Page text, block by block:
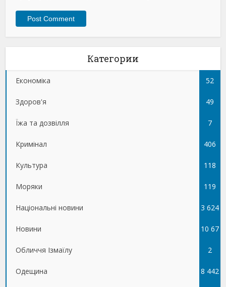
Категории
Економіка 52
Здоров'я 49
Їжа та дозвілля 7
Кримінал 406
Культура 118
Моряки 119
Національні новини 3 624
Новини 10 67
5
Обличчя Ізмаїлу 2
Одещина 8 442